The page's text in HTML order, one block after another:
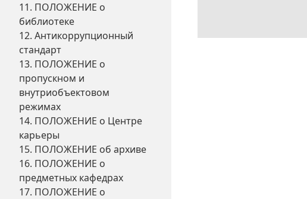
11. ПОЛОЖЕНИЕ о
библиотеке
12. Антикоррупционный
стандарт
13. ПОЛОЖЕНИЕ о
пропускном и
внутриобъектовом
режимах
14. ПОЛОЖЕНИЕ о Центре
карьеры
15. ПОЛОЖЕНИЕ об архиве
16. ПОЛОЖЕНИЕ о
предметных кафедрах
17. ПОЛОЖЕНИЕ о